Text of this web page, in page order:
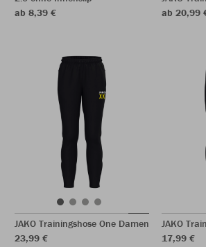
ab 8,39 €
ab 20,99
JAKO Trainingshose One Damen
23,99 €
JAKO
17,99 €